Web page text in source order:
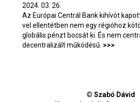
2024. 03. 26.
Az Európai Centrál Bank kihívót
vel ellentétben nem egy régióhoz
globális pénzt bocsát ki. És nem
decentralizált működésű.
© Szabó Dávid